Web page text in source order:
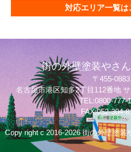
対応エリア一覧は
街の外壁塗装やさ
〒455-0883
名古屋市港区知多2丁目112番地
TEL:0800-777-
FAX:052-304-
Copy right c 2016-2026 街の外壁塗装